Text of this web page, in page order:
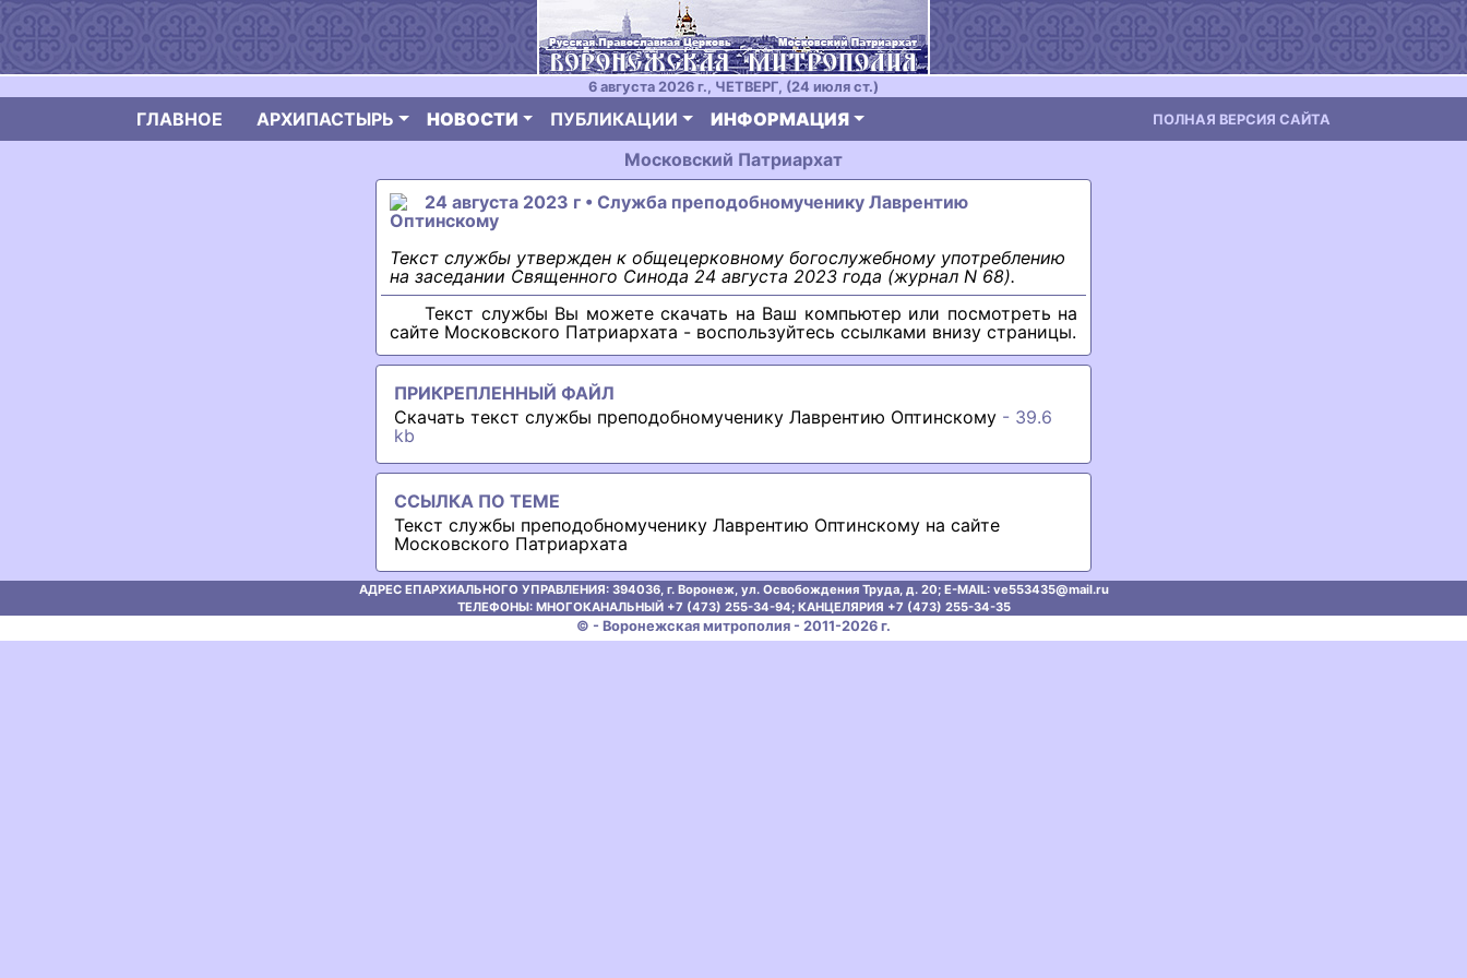
6 августа 2026 г., ЧЕТВЕРГ, (24 июля ст.)
ГЛАВНОЕ АРХИПАСТЫРЬ НОВОСТИ ПУБЛИКАЦИИ ИНФОРМАЦИЯ ПОЛНАЯ ВЕРСИЯ САЙТА
Московский Патриархат
24 августа 2023 г • Служба преподобномученику Лаврентию
Оптинскому
Текст службы утвержден к общецерковному богослужебному употреблению
на заседании Священного Синода 24 августа 2023 года (журнал N 68).
Текст службы Вы можете скачать на Ваш компьютер или посмотреть на
сайте Московского Патриархата - воспользуйтесь ссылками внизу страницы.
ПРИКРЕПЛЕННЫЙ ФАЙЛ
Скачать текст cлужбы преподобномученику Лаврентию Оптинскому - 39.6
kb
ССЫЛКА ПО ТЕМЕ
Текст службы преподобномученику Лаврентию Оптинскому на сайте
Московского Патриархата
АДРЕС ЕПАРХИАЛЬНОГО УПРАВЛЕНИЯ: 394036, г. Воронеж, ул. Освобождения Труда, д. 20; E-MAIL: ve553435@mаil.ru
ТЕЛЕФОНЫ: МНОГОКАНАЛЬНЫЙ +7 (473) 255-34-94; КАНЦЕЛЯРИЯ +7 (473) 255-34-35
© - Воронежская митрополия - 2011-2026 г.